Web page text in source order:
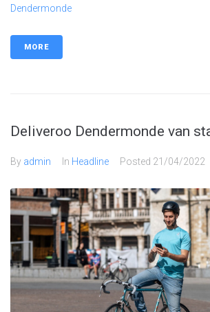
Dendermonde
MORE
Deliveroo Dendermonde van
By admin In Headline Posted 21/04/2022